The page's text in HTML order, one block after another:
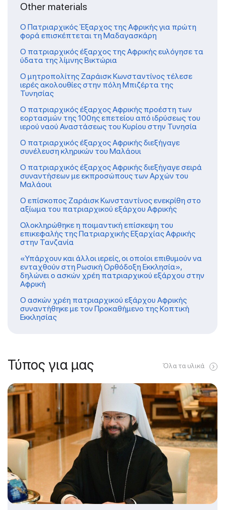
Other materials
Ο Πατριαρχικός Έξαρχος της Αφρικής για πρώτη
φορά επισκέπτεται τη Μαδαγασκάρη
Ο πατριαρχικός έξαρχος της Αφρικής ευλόγησε τα
ύδατα της λίμνης Βικτώρια
Ο μητροπολίτης Ζαράισκ Κωνσταντίνος τέλεσε
ιερές ακολουθίες στην πόλη Μπιζέρτα της
Τυνησίας
Ο πατριαρχικός έξαρχος Αφρικής προέστη των
εορτασμών της 100ης επετείου από ιδρύσεως του
ιερού ναού Αναστάσεως του Κυρίου στην Τυνησία
Ο πατριαρχικός έξαρχος Αφρικής διεξήγαγε
συνέλευση κληρικών του Μαλάουι
O πατριαρχικός έξαρχος Αφρικής διεξήγαγε σειρά
συναντήσεων με εκπροσώπους των Αρχών του
Μαλάουι
Ο επίσκοπος Ζαράισκ Κωνσταντίνος ενεκρίθη στο
αξίωμα του πατριαρχικού εξάρχου Αφρικής
Ολοκληρώθηκε η ποιμαντική επίσκεψη του
επικεφαλής της Πατριαρχικής Εξαρχίας Αφρικής
στην Τανζανία
«Υπάρχουν και άλλοι ιερείς, οι οποίοι επιθυμούν να
ενταχθούν στη Ρωσική Ορθόδοξη Εκκλησία»,
δηλώνει ο ασκών χρέη πατριαρχικού εξάρχου στην
Αφρική
Ο ασκών χρέη πατριαρχικού εξάρχου Αφρικής
συναντήθηκε με τον Προκαθήμενο της Κοπτική
Εκκλησίας
Τύπος για μας Όλα τα υλικά